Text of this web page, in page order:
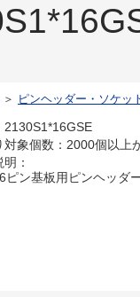
＞ ピンヘッダー・ソケッ
2130S1*16GSE
対象個数：2000個以上
：
ピン基板用ピンヘッダ